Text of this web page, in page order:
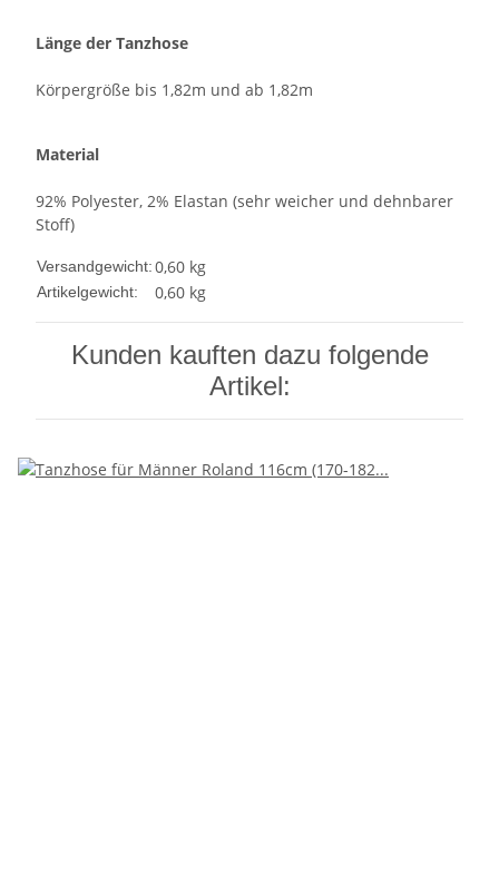
Länge der Tanzhose
Körpergröße bis 1,82m und ab 1,82m
Material
92% Polyester, 2% Elastan (sehr weicher und dehnbarer
Stoff)
Versandgewicht:0,60 kg
Artikelgewicht: 0,60 kg
Kunden kauften dazu folgende
Artikel: